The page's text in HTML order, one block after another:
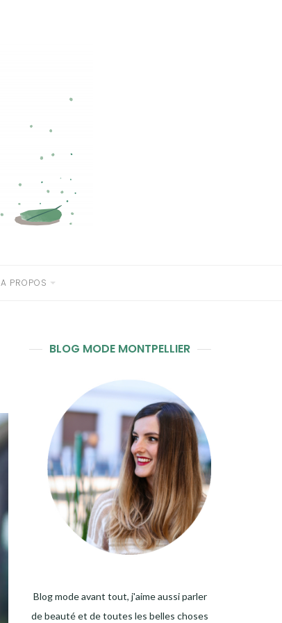
A PROPOS
BLOG MODE MONTPELLIER
Blog mode avant tout, j'aime aussi parler
de beauté et de toutes les belles choses